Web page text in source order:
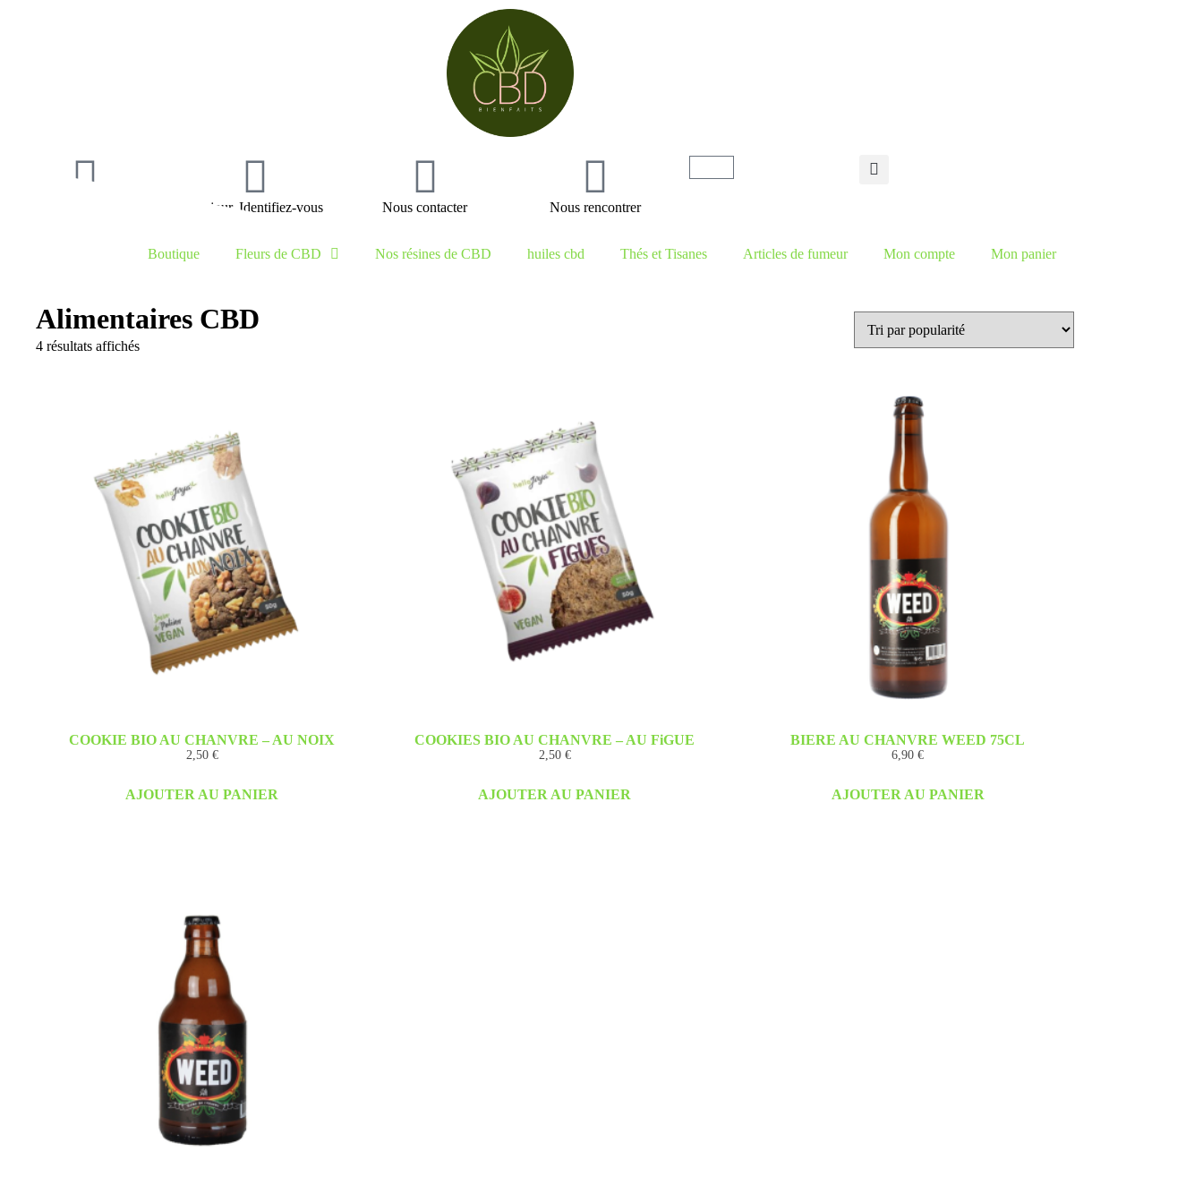
Bonjour, Identifiez-vous Nous contacter Nous rencontrer
Boutique Fleurs de CBD Nos résines de CBD huiles cbd Thés et Tisanes Articles de fumeur Mon compte Mon panier
Alimentaires CBD
4 résultats affichés
COOKIE BIO AU CHANVRE – AU NOIX
2,50 €
AJOUTER AU PANIER
COOKIES BIO AU CHANVRE – AU FiGUE
2,50 €
AJOUTER AU PANIER
BIERE AU CHANVRE WEED 75CL
6,90€
AJOUTER AU PANIER